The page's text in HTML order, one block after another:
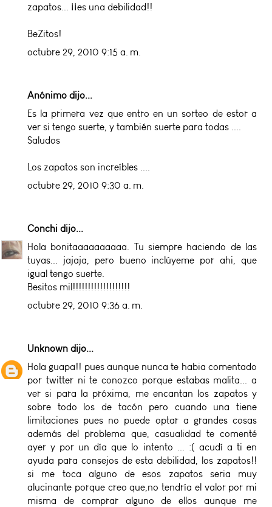
zapatos... ¡¡es una debilidad!!
BeZitos!
octubre 29, 2010 9:15 a. m.
Anónimo dijo...
Es la primera vez que entro en un sorteo de estor a
ver si tengo suerte, y también suerte para todas ....
Saludos
Los zapatos son increíbles ....
octubre 29, 2010 9:30 a. m.
Conchi dijo...
Hola bonitaaaaaaaaaa. Tu siempre haciendo de las
tuyas... jajaja, pero bueno inclúyeme por ahi, que
igual tengo suerte.
Besitos mil!!!!!!!!!!!!!!!!!!!
octubre 29, 2010 9:36 a. m.
Unknown dijo...
Hola guapa!! pues aunque nunca te habia comentado
por twitter ni te conozco porque estabas malita... a
ver si para la próxima, me encantan los zapatos y
sobre todo los de tacón pero cuando una tiene
limitaciones pues no puede optar a grandes cosas
además del problema que, casualidad te comenté
ayer y por un día que lo intento ... :( acudí a ti en
ayuda para consejos de esta debilidad, los zapatos!!
si me toca alguno de esos zapatos seria muy
alucinante porque creo que,no tendría el valor por mi
misma de comprar alguno de ellos aunque me